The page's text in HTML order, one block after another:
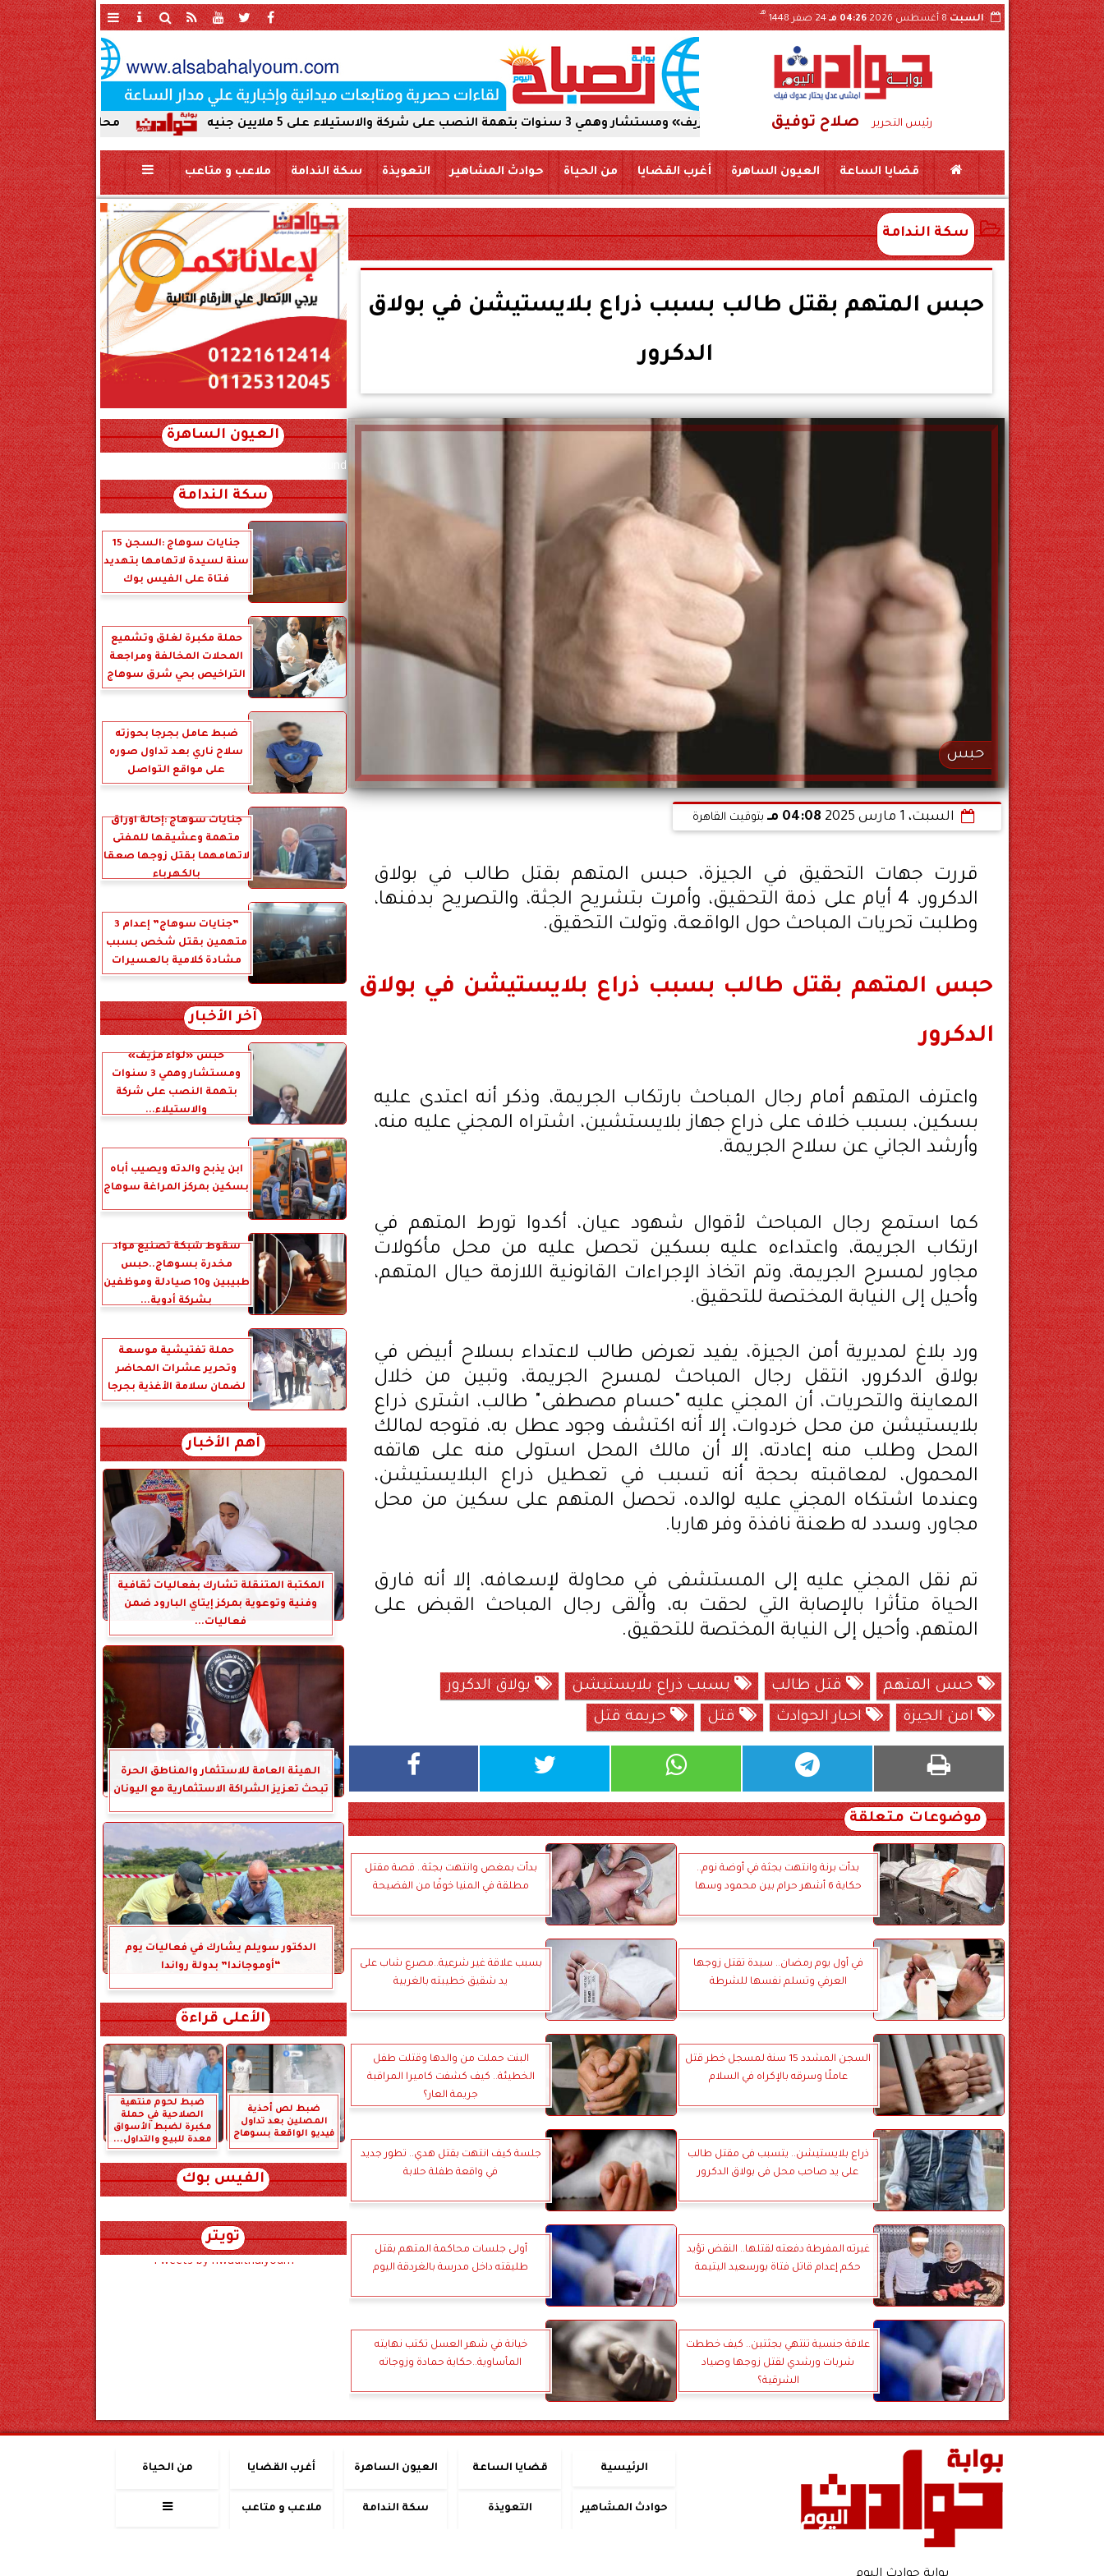
السبت8 أغسطس 2026 04:26 مـ 24 صفر 1448
هـ
رئيس التحرير صلاح توفيق محافظ سوهاج يحيل واقعة ردم حبس «لواء مزيف» ومستشار وهمي 3 سنوات بتهمة النصب على شركة والاستيلاء على 5 ملايين جنيه بمركز المراغة سوهاج
قضايا الساعة العيون الساهرة أغرب القضايا من الحياة حوادث المشاهير التعويذة سكة الندامة ملاعب و متاعب
سكة الندامة
حبس المتهم بقتل طالب بسبب ذراع بلايستيشن في بولاق
الدكرور
حبس
السبت، 1 مارس 2025 04:08 مـ بتوقيت القاهرة
قررت جهات التحقيق في الجيزة، حبس المتهم بقتل طالب في بولاق
الدكرور، 4 أيام على ذمة التحقيق، وأمرت بتشريح الجثة، والتصريح بدفنها،
وطلبت تحريات المباحث حول الواقعة، وتولت التحقيق.
حبس المتهم بقتل طالب بسبب ذراع بلايستيشن في بولاق
الدكرور
واعترف المتهم أمام رجال المباحث بارتكاب الجريمة، وذكر أنه اعتدى عليه
بسكين، بسبب خلاف على ذراع جهاز بلايستشين، اشتراه المجني عليه منه،
وأرشد الجاني عن سلاح الجريمة.
كما استمع رجال المباحث لأقوال شهود عيان، أكدوا تورط المتهم في
ارتكاب الجريمة، واعتداءه عليه بسكين تحصل عليه من محل مأكولات
مجاور لمسرح الجريمة، وتم اتخاذ الإجراءات القانونية اللازمة حيال المتهم،
وأحيل إلى النيابة المختصة للتحقيق.
ورد بلاغ لمديرية أمن الجيزة، يفيد تعرض طالب لاعتداء بسلاح أبيض في
بولاق الدكرور، انتقل رجال المباحث لمسرح الجريمة، وتبين من خلال
المعاينة والتحريات، أن المجني عليه "حسام مصطفى" طالب، اشترى ذراع
بلايستيشن من محل خردوات، إلا أنه اكتشف وجود عطل به، فتوجه لمالك
المحل وطلب منه إعادته، إلا أن مالك المحل استولى منه على هاتفه
المحمول، لمعاقبته بحجة أنه تسبب في تعطيل ذراع البلايستيشن،
وعندما اشتكاه المجني عليه لوالده، تحصل المتهم على سكين من محل
مجاور، وسدد له طعنة نافذة وفر هاربا.
تم نقل المجني عليه إلى المستشفى في محاولة لإسعافه، إلا أنه فارق
الحياة متأثرا بالإصابة التي لحقت به، وألقى رجال المباحث القبض على
المتهم، وأحيل إلى النيابة المختصة للتحقيق.
حبس المتهم قتل طالب بسبب ذراع بلايستيشن
بولاق الدكرور
امن الجيزة
اخبار الحوادث قتل جريمة قتل
موضوعات متعلقة
بدأت برنة وانتهت بجثة في أوضة نوم..
حكاية 6 أشهر حرام بين محمود وسها
بدأت بمغص وانتهت بجثة.. قصة مقتل
مطلقة في المنيا خوفًا من الفضيحة
في أول يوم رمضان.. سيدة تقتل زوجها
العرفي وتسلم نفسها للشرطة
بسبب علاقة غير شرعية..مصرع شاب على
يد شقيق خطيبته بالغربية
السجن المشدد 15 سنة لمسجل خطر قتل
عاملًا وسرقه بالإكراه في السلام
البنت حملت من والدها وقتلت طفل
الخطيئة.. كيف كشفت كاميرا المراقبة
جريمة العار؟
ذراع بلايستيشن.. يتسبب فى مقتل طالب
على يد صاحب محل فى بولاق الدكرور
جلسة كيف انتهت بقتل هدي.. تطور جديد
في واقعة طفلة حلابة
غيرته المفرطة دفعته لقتلها.. النقض تؤيد
حكم إعدام قاتل فتاة بورسعيد اليتيمة
أولى جلسات محاكمة المتهم بقتل
طليقته داخل مدرسة بالغردقة اليوم
علاقة جنسية تنتهي بجثتين.. كيف خططت
شربات ورشدي لقتل زوجها وصياد
الشرقية؟
خيانة في شهر العسل تكتب نهايته
المأساوية..حكاية حمادة وزوجاته
العيون الساهرة
xml_json/rss/~12.xml x0n not found
سكة الندامة
جنايات سوهاج :السجن 15
سنة لسيدة لاتهامها بتهديد
فتاة على الفيس بوك
حملة مكبرة لغلق وتشميع
المحلات المخالفة ومراجعة
التراخيص بحي شرق سوهاج
ضبط عامل بجرجا بحوزته
سلاح ناري بعد تداول صوره
على مواقع التواصل
جنايات سوهاج :إحالة أوراق
متهمة وعشيقها للمفتى
لاتهامهما بقتل زوجها صعقا
بالكهرباء
”جنايات سوهاج” إعدام 3
متهمين بقتل شخص بسبب
مشادة كلامية بالعسيرات
آخر الأخبار
حبس «لواء مزيف»
ومستشار وهمي 3 سنوات
بتهمة النصب على شركة
والاستيلاء...
ابن يذبح والدته ويصيب أباه
بسكين بمركز المراغة سوهاج
سقوط شبكة تصنيع مواد
مخدرة بسوهاج..حبس
طبيبين و10 صيادلة وموظفين
بشركة أدوية...
حملة تفتيشية موسعة
وتحرير عشرات المحاضر
لضمان سلامة الأغذية بجرجا
أهم الأخبار
المكتبة المتنقلة تشارك بفعاليات ثقافية
وفنية وتوعوية بمركز إيتاي البارود ضمن
فعاليات...
الهيئة العامة للاستثمار والمناطق الحرة
تبحث تعزيز الشراكة الاستثمارية مع اليونان
الدكتور سويلم يشارك في فعاليات يوم
“أوموجاندا” بدولة رواندا
الأعلى قراءة
ضبط لص أحذية
المصلين بعد تداول
فيديو الواقعة بسوهاج
ضبط لحوم منتهية
الصلاحية في حملة
مكبرة لضبط الأسواق
معدة للبيع والتداول...
الفيس بوك
تويتر
Tweets by hwadithalyoum
الرئيسية قضايا الساعة العيون الساهرة أغرب القضايا من الحياة
حوادث المشاهير التعويذة سكة الندامة ملاعب و متاعب 